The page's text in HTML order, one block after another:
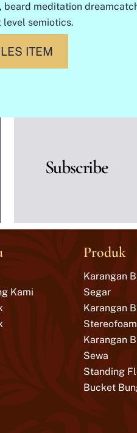
beard meditation
level semiotics.
ITEM
Subscribe
Kami
Produk
Karangan
Segar
Karangan
Stereofoam
Karangan
Sewa
Standing
Bucket